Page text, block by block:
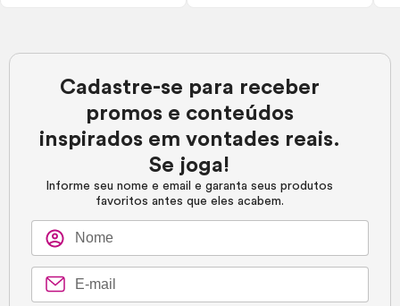
Cadastre-se para receber
promos e conteúdos
inspirados em vontades reais.
Se joga!
Informe seu nome e email e garanta seus produtos
favoritos antes que eles acabem.